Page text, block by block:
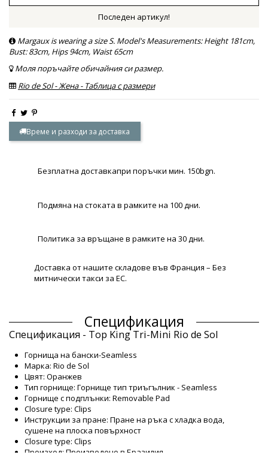
Последен артикул!
Margaux is wearing a size S. Model's Measurements: Height 181cm,
Bust: 83cm, Hips 94cm, Waist 65cm
Моля поръчайте обичайния си размер.
Rio de Sol - Жена - Таблица с размери
Време и разходи за доставка
Безплатна доставкапри поръчки мин. 150bgn.
Подмяна на стоката в рамките на 100 дни.
Политика за връщане в рамките на 30 дни.
Доставка от нашите складове във Франция – Без
митнически такси за ЕС.
Спецификация
Спецификация - Top King Tri-Mini Rio de Sol
Горнища на бански-Seamless
Марка: Rio de Sol
Цвят: Оранжев
Тип горнище: Горнище тип триъгълник - Seamless
Горнище с подплънки: Removable Pad
Closure type: Clips
Инструкции за пране: Пране на ръка с хладка вода,
сушене на плоска повърхност
Closure type: Clips
Произход: Произведено в Бразилия